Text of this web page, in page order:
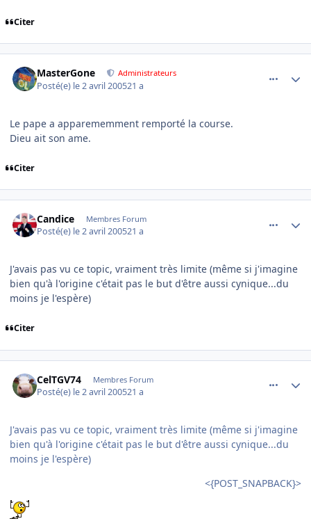
Citer
MasterGone Administrateurs
Posté(e) le 2 avril 200521 a
Le pape a apparememment remporté la course.
Dieu ait son ame.
Citer
Candice Membres Forum
Posté(e) le 2 avril 200521 a
J'avais pas vu ce topic, vraiment très limite (même si j'imagine
bien qu'à l'origine c'était pas le but d'être aussi cynique...du
moins je l'espère)
Citer
CelTGV74 Membres Forum
Posté(e) le 2 avril 200521 a
J'avais pas vu ce topic, vraiment très limite (même si j'imagine
bien qu'à l'origine c'était pas le but d'être aussi cynique...du
moins je l'espère)
<{POST_SNAPBACK}>